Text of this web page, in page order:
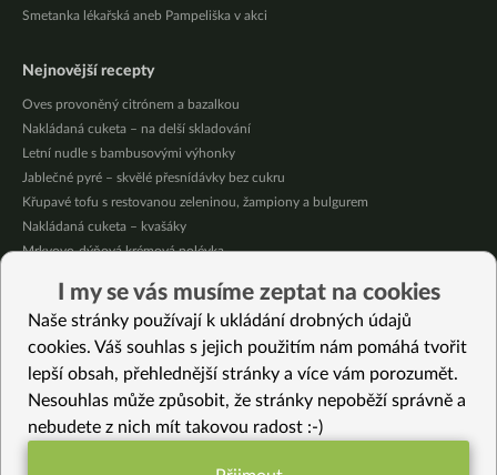
Smetanka lékařská aneb Pampeliška v akci
Nejnovější recepty
Oves provoněný citrónem a bazalkou
Nakládaná cuketa – na delší skladování
Letní nudle s bambusovými výhonky
Jablečné pyré – skvělé přesnídávky bez cukru
Křupavé tofu s restovanou zeleninou, žampiony a bulgurem
Nakládaná cuketa – kvašáky
Mrkvovo-dýňová krémová polévka
Osvěžující čaj s citronovými bylinkami
Nepečený jablečný dort s rybízem
Vybrané recepty
Krkonošský houbovec jinak: tradiční recept zdravě
Pikantní cuketéza
I my se vás musíme zeptat na cookies
Naše stránky používají k ukládání drobných údajů
cookies. Váš souhlas s jejich použitím nám pomáhá tvořit
lepší obsah, přehlednější stránky a více vám porozumět.
Nesouhlas může způsobit, že stránky nepoběží správně a
nebudete z nich mít takovou radost :-)